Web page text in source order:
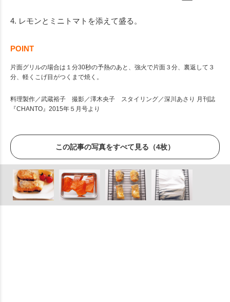
4. レモンとミニトマトを添えて盛る。
POINT
片面グリルの場合は１分30秒の予熱のあと、強火で片面３分、裏返して３
分、軽くこげ目がつくまで焼く。
料理製作／武蔵裕子 撮影／澤木央子 スタイリング／深川あさり 月刊誌
『CHANTO』2015年５月号より
この記事の写真をすべて見る（4枚）